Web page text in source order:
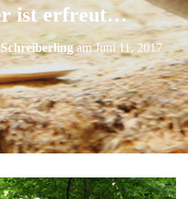
O
N
U
M
S
C
H
A
L
T
N
ist erfreut…
amJuni 11, 2017